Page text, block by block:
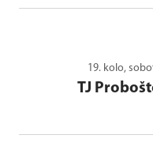
19. kolo,
TJ